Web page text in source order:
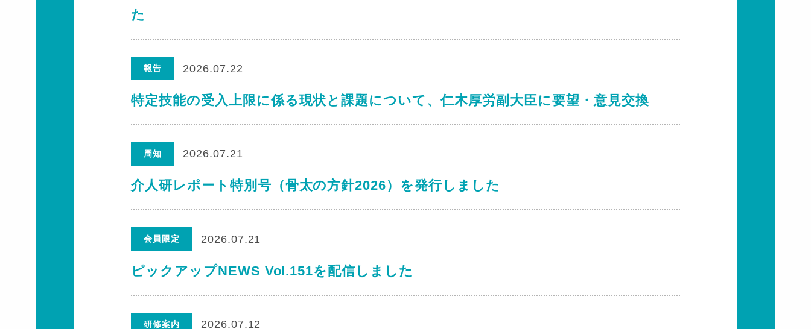
た
報告 2026.07.22
特定技能の受入上限に係る現状と課題について、仁木厚労副大臣に要望・意見交換
周知 2026.07.21
介人研レポート特別号（骨太の方針2026）を発行しました
会員限定 2026.07.21
ピックアップNEWS Vol.151を配信しました
研修案内 2026.07.12